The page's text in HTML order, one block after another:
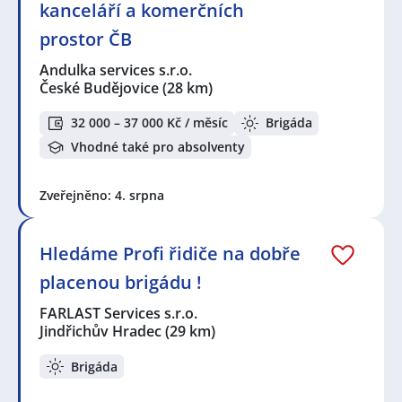
services s.r.o.,FARLAST Services s.r.o.
Správná databáze s.r.o.
Česká republika v.o.s.
Seznam lokalit v zobrazených inzerátech:
, České Budějovice
Dolní Skrýchov, Jindřichův Hradec,Písek,Štěkeň
Český Krumlov
kanceláří a komerčních
prostor ČB
Andulka services s.r.o.
České Budějovice(28 km)
32 000 – 37 000 Kč / měsíc
Brigáda
Vhodné také pro absolventy
Zveřejněno: 4. srpna
Hledáme Profi řidiče na dobře
placenou brigádu !
FARLAST Services s.r.o.
Jindřichův Hradec(29 km)
Brigáda